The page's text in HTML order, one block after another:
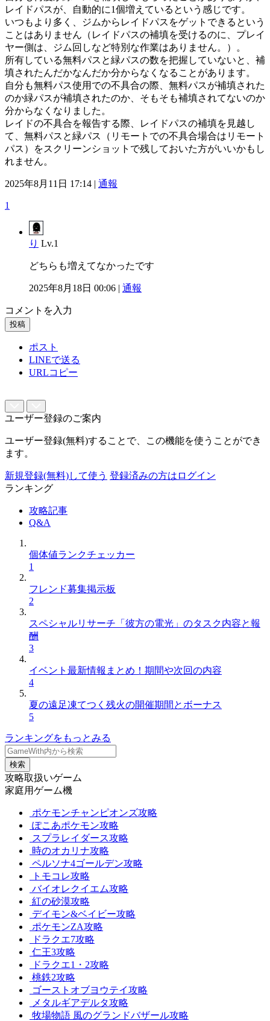
レイドパスが、自動的に1個増えているという感じです。
いつもより多く、ジムからレイドパスをゲットできるという
ことはありません（レイドパスの補填を受けるのに、プレイ
ヤー側は、ジム回しなど特別な作業はありません。）。
所有している無料パスと緑パスの数を把握していないと、補
填されたんだかなんだか分からなくなることがあります。
自分も無料パス使用での不具合の際、無料パスが補填された
のか緑パスが補填されたのか、そもそも補填されてないのか
分からなくなりました。
レイドの不具合を報告する際、レイドパスの補填を見越し
て、無料パスと緑パス（リモートでの不具合場合はリモート
パス）をスクリーンショットで残しておいた方がいいかもし
れません。
2025年8月11日 17:14 | 通報
1
り Lv.1
どちらも増えてなかったです
2025年8月18日 00:06 | 通報
コメントを入力
投稿
ポスト
LINEで送る
URLコピー
ユーザー登録のご案内
ユーザー登録(無料)することで、この機能を使うことができ
ます。
新規登録(無料)して使う 登録済みの方はログイン
ランキング
攻略記事
Q&A
個体値ランクチェッカー
1
フレンド募集掲示板
2
スペシャルリサーチ「彼方の電光」のタスク内容と報
酬
3
イベント最新情報まとめ！期間や次回の内容
4
夏の遠足凍てつく残火の開催期間とボーナス
5
ランキングをもっとみる
検索
攻略取扱いゲーム
家庭用ゲーム機
ポケモンチャンピオンズ攻略
ぽこあポケモン攻略
スプラレイダース攻略
時のオカリナ攻略
ペルソナ4ゴールデン攻略
トモコレ攻略
バイオレクイエム攻略
紅の砂漠攻略
デイモン&ベイビー攻略
ポケモンZA攻略
ドラクエ7攻略
仁王3攻略
ドラクエ1・2攻略
桃鉄2攻略
ゴーストオブヨウテイ攻略
メタルギアデルタ攻略
牧場物語 風のグランドバザール攻略